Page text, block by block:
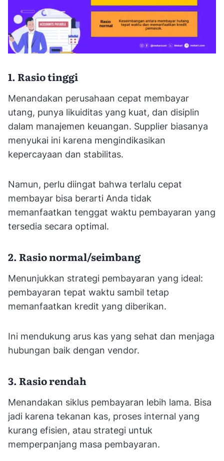
1. Rasio tinggi
Menandakan perusahaan cepat membayar
utang, punya likuiditas yang kuat, dan disiplin
dalam manajemen keuangan. Supplier biasanya
menyukai ini karena mengindikasikan
kepercayaan dan stabilitas.
Namun, perlu diingat bahwa terlalu cepat
membayar bisa berarti Anda tidak
memanfaatkan tenggat waktu pembayaran yang
tersedia secara optimal.
2. Rasio normal/seimbang
Menunjukkan strategi pembayaran yang ideal:
pembayaran tepat waktu sambil tetap
memanfaatkan kredit yang diberikan.
Ini mendukung arus kas yang sehat dan menjaga
hubungan baik dengan vendor.
3. Rasio rendah
Menandakan siklus pembayaran lebih lama. Bisa
jadi karena tekanan kas, proses internal yang
kurang efisien, atau strategi untuk
memperpanjang masa pembayaran.